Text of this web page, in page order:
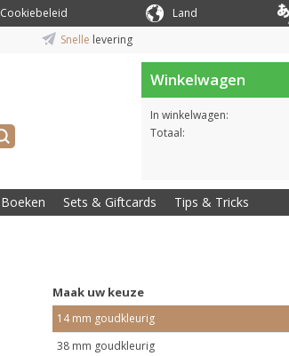
Cookiebeleid Land
Snelle levering
Winkelwagen
In winkelwagen:
Totaal:
Boeken Sets & Giftcards Tips & Tricks
Maak uw keuze
14 mm goudkleurig
38 mm goudkleurig